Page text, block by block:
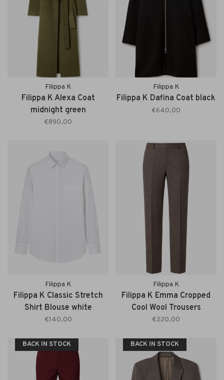
Filippa K
Filippa K Alexa Coat
midnight green
€890,00
Filippa K
Filippa K Dafina Coat black
€640,00
Filippa K
Filippa K Classic Stretch
Shirt Blouse white
€140,00
Filippa K
Filippa K Emma Cropped
Cool Wool Trousers
driftwood
€220,00
BACK IN STOCK BACK IN STOCK